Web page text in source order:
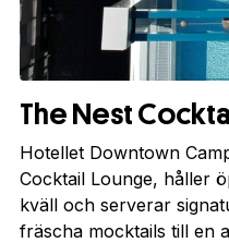
The Nest
Hotellet Downtown
Cocktail Lounge, håller
kväll och serverar
fräscha mocktails till en